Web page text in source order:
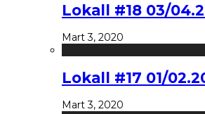
Lokall #18 03/
Mart 3, 2020
Lokall #17 01/
Mart 3, 2020